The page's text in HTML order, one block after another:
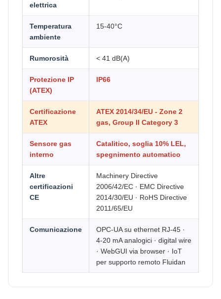
elettrica
Temperatura
ambiente
15-40°C
Rumorosità < 41 dB(A)
Protezione IP
(ATEX)
IP66
Certificazione
ATEX
ATEX 2014/34/EU - Zone 2
gas, Group II Category 3
Sensore gas
interno
Catalitico, soglia 10% LEL,
spegnimento automatico
Altre
certificazioni
CE
Machinery Directive
2006/42/EC · EMC Directive
2014/30/EU · RoHS Directive
2011/65/EU
Comunicazione
OPC-UA su ethernet RJ-45 ·
4-20 mA analogici · digital wire
· WebGUI via browser · IoT
per supporto remoto Fluidan